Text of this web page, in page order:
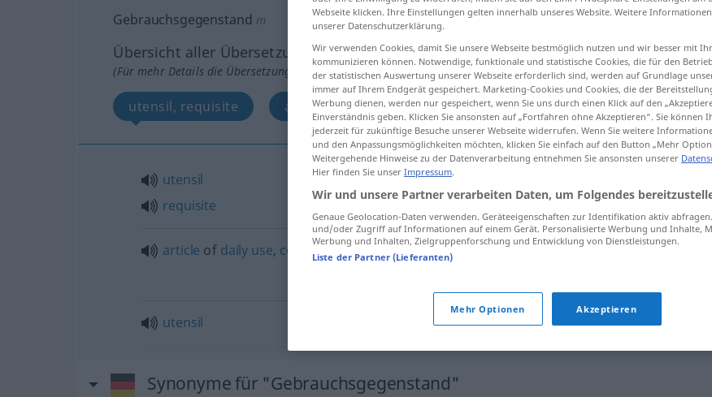
Gebrauchsgegenstand m
Übersicht aller Übersetzungen
(Für mehr Details die Übersetzung anklicken/antippen)
utensil, requisite article of daily use, commodity article utensil
utensil
requisite
article of daily use, commodity (article) Gebrauchsgegenstand WIRTSCH
utensil Gebrauchsgegenstand ARCHÄOL
Synonyme für "Gebrauchsgegenstand"
Webseite klicken. Ihre Einstellungen gelten innerhalb unseres Website. Weitere
unserer Datenschutzerklärung.
Wir verwenden Cookies, damit Sie unsere Webseite bestmöglich nutzen und wir besser mit
kommunizieren können. Notwendige, funktionale und statistische Cookies, die für den
der statistischen Auswertung unserer Webseite erforderlich sind, werden auf Grundlage
immer auf Ihrem Endgerät gespeichert. Marketing-Cookies und Cookies, die der
Werbung dienen, werden nur gespeichert, wenn Sie uns durch einen Klick auf den
Einverständnis geben. Klicken Sie ansonsten auf „Fortfahren ohne Akzeptieren“. Sie können
jederzeit für zukünftige Besuche unserer Webseite widerrufen. Wenn Sie weitere
und den Anpassungsmöglichkeiten möchten, klicken Sie einfach auf den Button „Mehr
Weitergehende Hinweise zu der Datenverarbeitung entnehmen Sie ansonsten unserer
Hier finden Sie unser Impressum.
Wir und unsere Partner verarbeiten Daten, um Folgendes
Genaue Geolocation-Daten verwenden. Geräteeigenschaften zur Identifikation aktiv
und/oder Zugriff auf Informationen auf einem Gerät. Personalisierte Werbung und Inhalte,
Werbung und Inhalten, Zielgruppenforschung und Entwicklung von Dienstleistungen.
Liste der Partner (Lieferanten)
Mehr Optionen Akzeptieren